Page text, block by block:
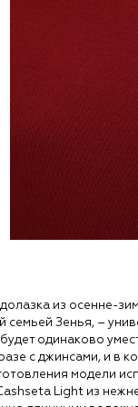
из осенне-
семьей Зенья, –
одинаково
с джинсами, и в
модели
Light из